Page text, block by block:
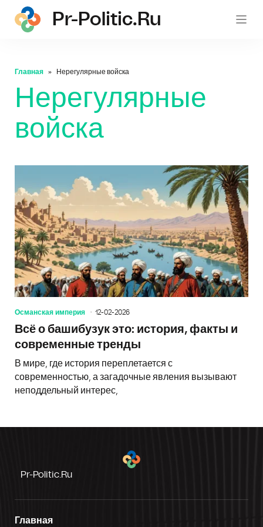
pr-
Pr-Politic.ru
Главная Нерегулярные войска
Нерегулярные
войска
Османская империя 12-02-2026
Всё о башибузук это: история, факты и
современные тренды
В мире, где история переплетается с
современностью, а загадочные явления вызывают
неподдельный интерес,
Pr-Politic.ru
Главная